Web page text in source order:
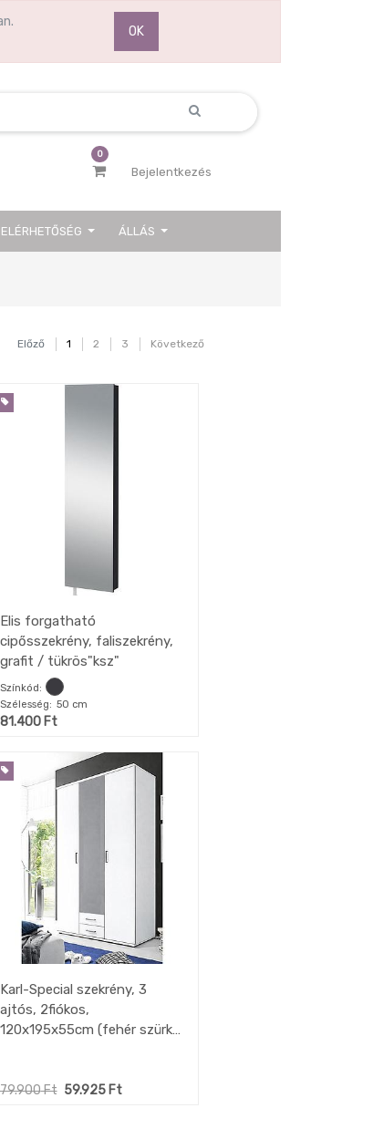
OK
0
Bejelentkezés
ELÉRHETŐSÉG ÁLLÁS
Előző 1 2 3 Következő
Elis forgatható
cipősszekrény, faliszekrény,
grafit / tükrös"ksz"
Színkód
Szélesség
50 cm
81.400Ft
Karl-Special szekrény, 3
ajtós, 2fiókos,
120x195x55cm (fehér szürke)
79.900Ft 59.925Ft